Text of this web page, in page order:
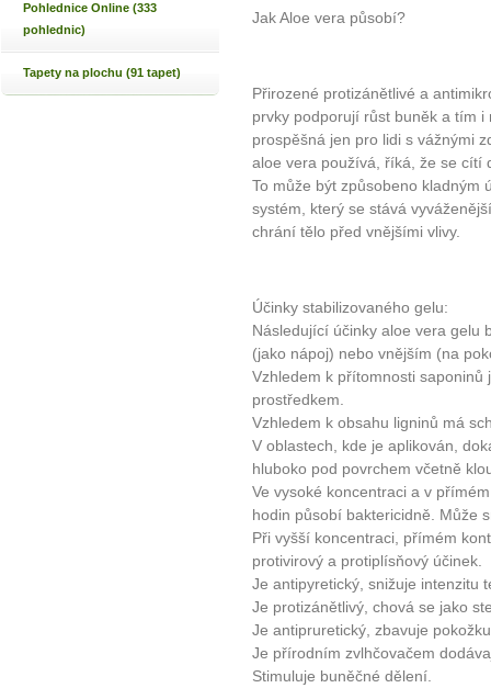
Pohlednice Online (333
pohlednic)
Tapety na plochu (91 tapet)
Jak Aloe vera působí?
Přirozené protizánětlivé a
prvky podporují růst buněk a tím
prospěšná jen pro lidi s vážnými
aloe vera používá, říká, že se cítí
To může být způsobeno kladným
systém, který se stává
chrání tělo před vnějšími vlivy.
Účinky stabilizovaného gelu:
Následující účinky aloe vera gelu
(jako nápoj) nebo vnějším (na
Vzhledem k přítomnosti
prostředkem.
Vzhledem k obsahu ligninů má
V oblastech, kde je aplikován,
hluboko pod povrchem včetně
Ve vysoké koncentraci a v
hodin působí baktericidně. Může
Při vyšší koncentraci, přímém
protivirový a protiplísňový účinek.
Je antipyretický, snižuje intenzitu
Je protizánětlivý, chová se jako
Je antipruretický, zbavuje
Je přírodním zvlhčovačem
Stimuluje buněčné dělení.